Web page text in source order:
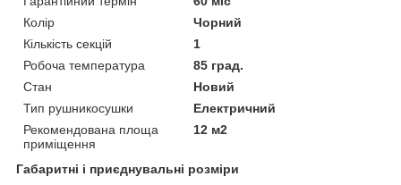
Колір
Чорний
Кількість секцій
1
Робоча температура
85 град.
Стан
Новий
Тип рушникосушки
Електричний
Рекомендована площа
приміщення
12 м2
Габаритні і приєднувальні розміри